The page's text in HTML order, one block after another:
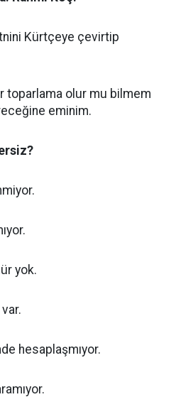
Kürtçeye çevirtip
toparlama olur mu bilmem
eminim.
yok.
hesaplaşmıyor.